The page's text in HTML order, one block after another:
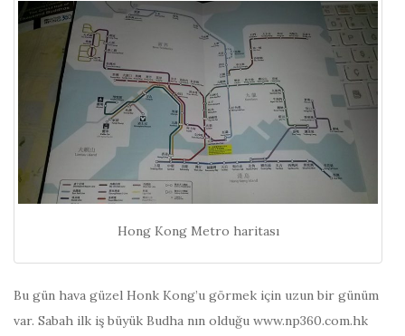
Hong Kong Metro haritası
Bu gün hava güzel Honk Kong’u görmek için uzun bir günüm
var. Sabah ilk iş büyük Budha nın olduğu www.np360.com.hk